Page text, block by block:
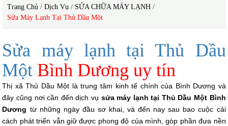
Trang Chủ /Dịch Vụ / SỬA CHỮA MÁY LẠNH /
Sửa Máy Lạnh Tại Thủ Dầu Một
Sửa máy lạnh tại Thủ Dầu
Một Bình Dương uy tín
Thị xã Thủ Dầu Một là trung tâm kinh tế chính của Bình Dương và
đây cũng nơi cần đến dịch vụ sửa máy lạnh tại Thủ Dầu Một Bình
Dương từ những ngày đầu sơ khai, và đến nay sau bao cuộc cải
cách phát triển vẫn giữ được phong độ của mình, góp phần đưa nền